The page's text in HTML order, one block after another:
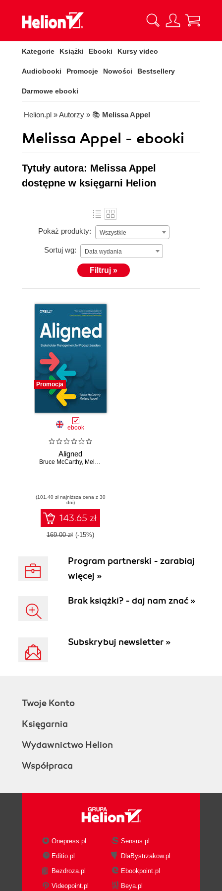
Kategorie Książki Ebooki Kursy video
Audiobooki Promocje Nowości Bestsellery
Darmowe ebooki
Helion.pl » Autorzy » 📚 Melissa Appel
Melissa Appel - ebooki
Tytuły autora: Melissa Appel
dostępne w księgarni Helion
Pokaż produkty: Wszystkie
Sortuj wg: Data wydania
Filtruj »
Promocja
ebook
Aligned
Bruce McCarthy, Melissa Appel
(101,40 zł najniższa cena z 30
dni)
143.65 zł
169.00 zł (-15%)
Program partnerski - zarabiaj
więcej »
Brak książki? - daj nam znać »
Subskrybuj newsletter »
Twoje Konto
Księgarnia
Wydawnictwo Helion
Współpraca
Onepress.pl
Sensus.pl
Editio.pl
DlaBystrzakow.pl
Bezdroza.pl
Ebookpoint.pl
Videopoint.pl
Beya.pl